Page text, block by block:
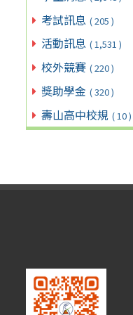
考試訊息 ( 205 )
活動訊息 ( 1,531 )
校外競賽 ( 220 )
獎助學金 ( 320 )
壽山高中校規 ( 10 )